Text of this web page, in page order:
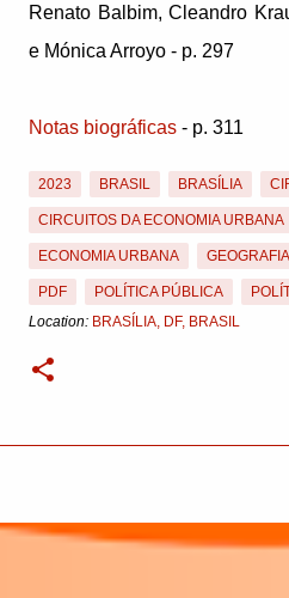
Renato Balbim, Cleandro
e Mónica Arroyo - p. 297
Notas biográficas - p. 311
2023 BRASIL BRASÍLIA
CIRCUITOS DA ECONOMIA URBANA
ECONOMIA URBANA
PDF POLÍTICA PÚBLICA
Location: BRASÍLIA, DF, BRASIL